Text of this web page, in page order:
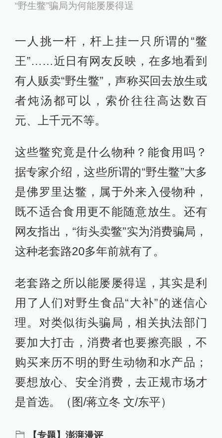
“野生鳖”骗局为何能屡屡得逞
一人挑一杆，杆上挂一只所谓的“鳖
王”……近日有网友反映，在多地看到
有人贩卖“野生鳖”，声称买回去放生或
者炖汤都可以，索价往往高达数百
元、上千元不等。
这些鳖究竟是什么物种？能食用吗？
据专家介绍，这些所谓的“野生鳖”大多
是佛罗里达鳖，属于外来入侵物种，
既不适合食用更不能随意放生。还有
网友指出，“街头卖鳖”实为消费骗局，
这种老套路20多年前就有了。
老套路之所以能屡屡得逞，其实是利
用了人们对野生食品“大补”的迷信心
理。对类似街头骗局，相关执法部门
要加大打击，消费者也要擦亮眼，不
购买来历不明的野生动物和水产品；
要想放心、安全消费，去正规市场才
是首选。（图/蒋立冬 文/东平）
【专题】澎湃漫评